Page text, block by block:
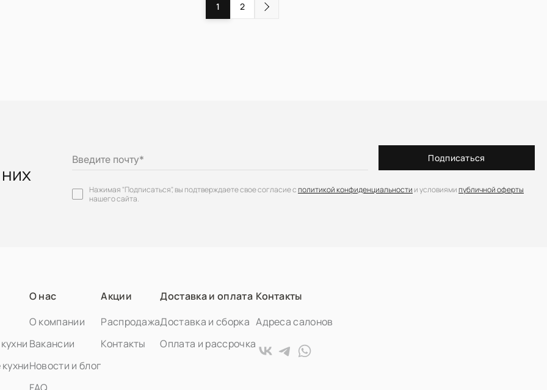
1 2
Введите почту* Подписаться
Нажимая "Подписаться", вы подтверждаете свое согласие сполитикой конфиденциальности и условиямипубличной оферты
нашего сайта.
О нас
О компании
Вакансии
Новости и блог
Акции
Распродажа
Контакты
Доставка и оплата
Доставка и сборка
Оплата и рассрочка
Контакты
Адреса салонов